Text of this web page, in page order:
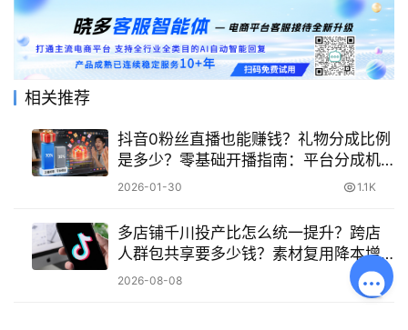
相关推荐
抖音0粉丝直播也能赚钱？礼物分成比例
是多少？零基础开播指南：平台分成机
制解析与实战策略，首月收入可达千
2026-01-30 1.1K
多店铺千川投产比怎么统一提升？跨店
人群包共享要多少钱？素材复用降本增
效方案实测！
2026-08-08 17